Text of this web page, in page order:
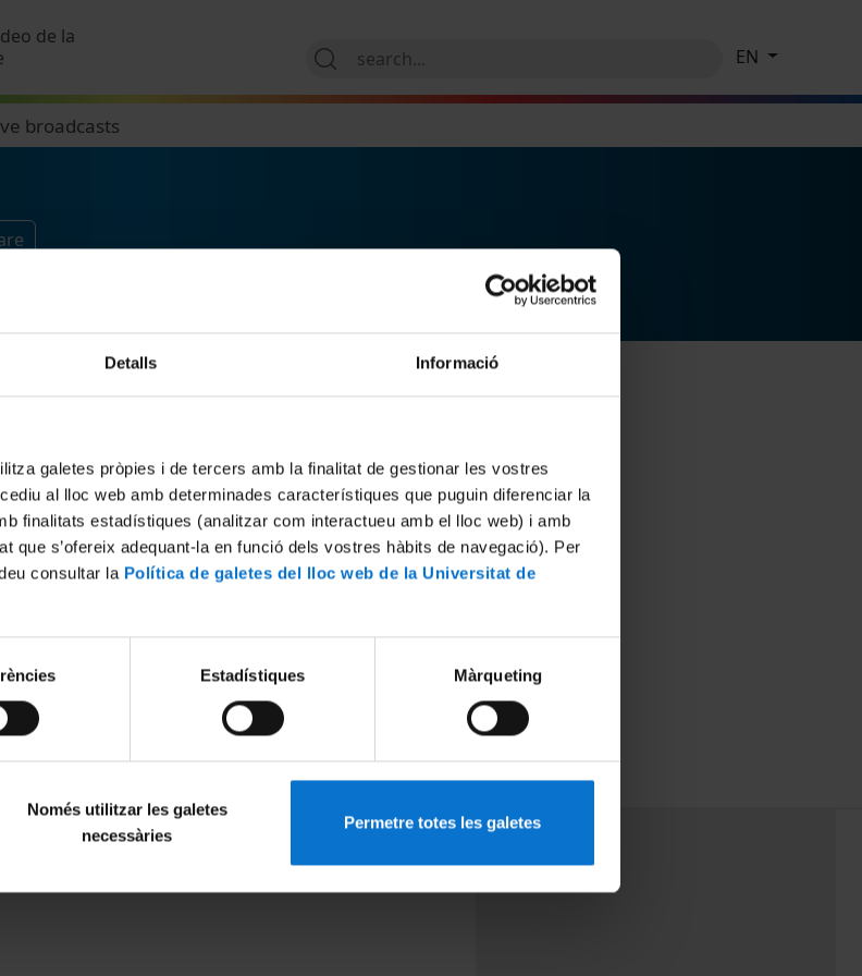
Detalls Informació
galetes pròpies i de tercers amb la finalitat de gestionar les vostres
al lloc web amb determinades característiques que puguin diferenciar la
finalitats estadístiques (analitzar com interactueu amb el lloc web) i amb
que s’ofereix adequant-la en funció dels vostres hàbits de navegació). Per
consultar la Política de galetes del lloc web de la Universitat de
Estadístiques Màrqueting
Només utilitzar les galetes
necessàries
Permetre totes les galetes
de la
broadcasts
EN
MENÚ PEU 1
Legal notice
PEU 3